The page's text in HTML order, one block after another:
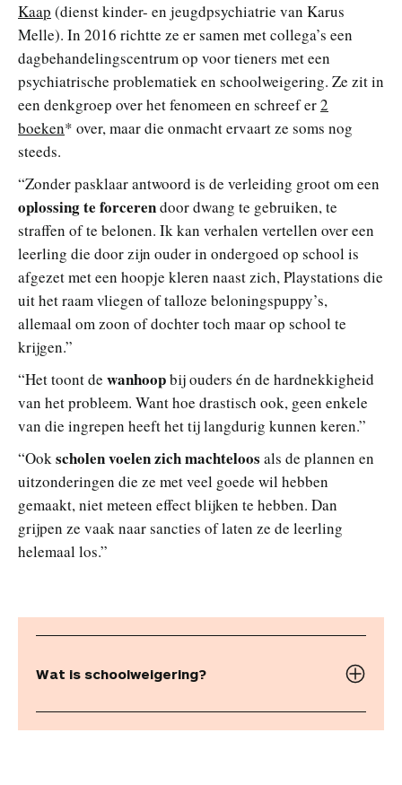
Kaap (dienst kinder- en jeugdpsychiatrie van Karus
Melle). In 2016 richtte ze er samen met collega’s een
dagbehandelingscentrum op voor tieners met een
psychiatrische problematiek en schoolweigering. Ze zit in
een denkgroep over het fenomeen en schreef er2
boeken* over, maar die onmacht ervaart ze soms nog
steeds.
“Zonder pasklaar antwoord is de verleiding groot om een
oplossing te forcerendoor dwang te gebruiken, te
straffen of te belonen. Ik kan verhalen vertellen over een
leerling die door zijn ouder in ondergoed op school is
afgezet met een hoopje kleren naast zich, Playstations die
uit het raam vliegen of talloze beloningspuppy’s,
allemaal om zoon of dochter toch maar op school te
krijgen.”
“Het toont de wanhoopbij ouders én de hardnekkigheid
van het probleem. Want hoe drastisch ook, geen enkele
van die ingrepen heeft het tij langdurig kunnen keren.”
“Ookscholen voelen zich machteloos als de plannen en
uitzonderingen die ze met veel goede wil hebben
gemaakt, niet meteen effect blijken te hebben. Dan
grijpen ze vaak naar sancties of laten ze de leerling
helemaal los.”
Wat is schoolweigering?